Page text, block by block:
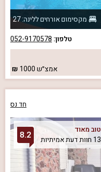
מקסימום אורחים ללינה: 27
טלפון: 052-9170578
אמצ״ש1000
חד נס
טוב מאוד
13 חוות דעת אמיתיות
8.2